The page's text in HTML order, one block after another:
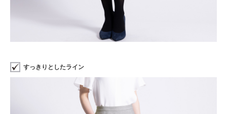
すっきりとしたライン